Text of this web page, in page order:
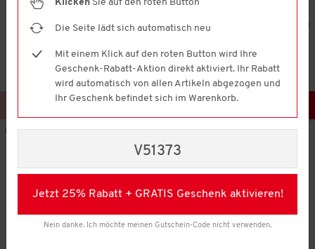
Reviews.
Link
derselben
Seite.
Klicken Sie auf den roten Button
Die Seite lädt sich automatisch neu
Mit einem Klick auf den roten Button wird Ihre
Geschenk-Rabatt-Aktion direkt aktiviert. Ihr Rabatt
wird automatisch von allen Artikeln abgezogen und
Ihr Geschenk befindet sich im Warenkorb.
V51373
Jetzt 25% Rabatt + GRATIS Geschenk aktivieren!
Nein danke. Ich möchte meinen Gutschein-Code nicht verwenden.